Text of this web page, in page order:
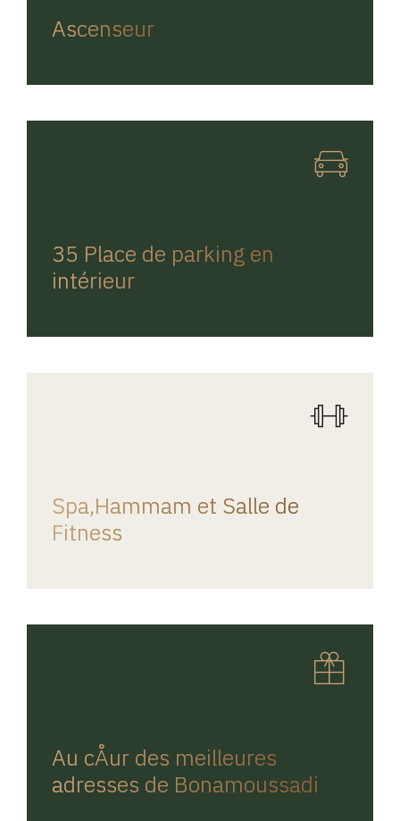
Ascenseur
35 Place de parking en
intérieur
Spa,Hammam et Salle de
Fitness
Au cÅur des meilleures
adresses de Bonamoussadi